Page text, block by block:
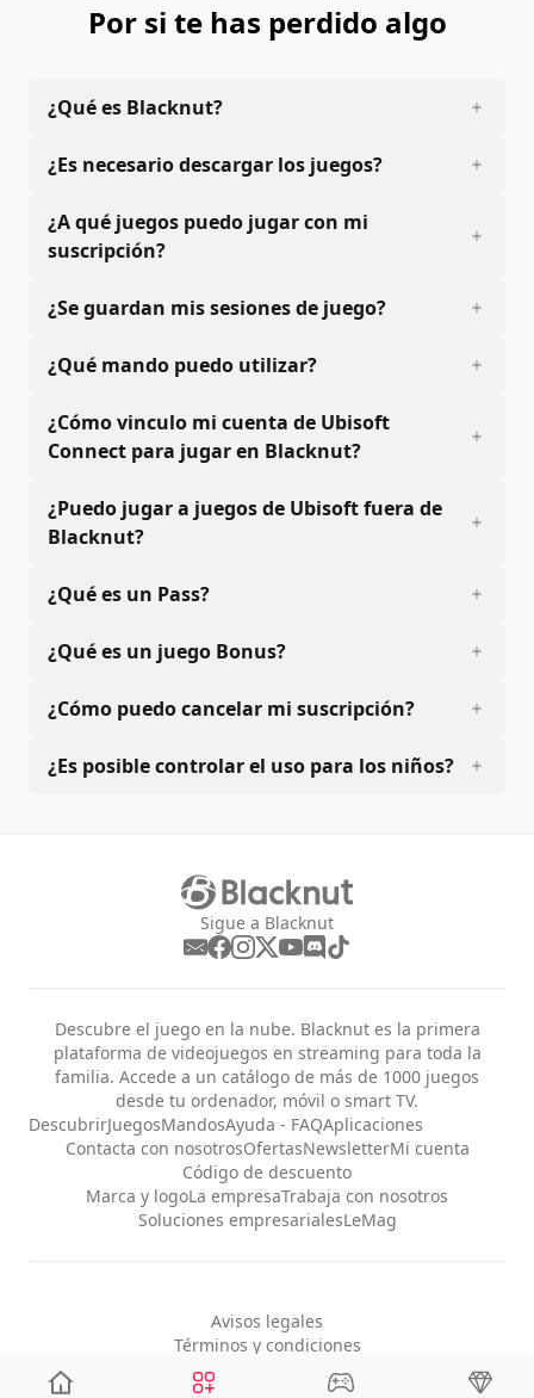
Por si te has perdido algo
¿Qué es Blacknut?
¿Es necesario descargar los juegos?
¿A qué juegos puedo jugar con mi
suscripción?
¿Se guardan mis sesiones de juego?
¿Qué mando puedo utilizar?
¿Cómo vinculo mi cuenta de Ubisoft
Connect para jugar en Blacknut?
¿Puedo jugar a juegos de Ubisoft fuera de
Blacknut?
¿Qué es un Pass?
¿Qué es un juego Bonus?
¿Cómo puedo cancelar mi suscripción?
¿Es posible controlar el uso para los niños?
Sigue a Blacknut
Descubre el juego en la nube. Blacknut es la primera
plataforma de videojuegos en streaming para toda la
familia. Accede a un catálogo de más de 1000 juegos
desde tu ordenador, móvil o smart TV.
DescubrirJuegosMandosAyuda - FAQAplicaciones
Contacta con nosotrosOfertasNewsletterMi cuenta
Código de descuento
Marca y logoLa empresaTrabaja con nosotros
Soluciones empresarialesLeMag
Avisos legales
Términos y condiciones
Configuración de cookies